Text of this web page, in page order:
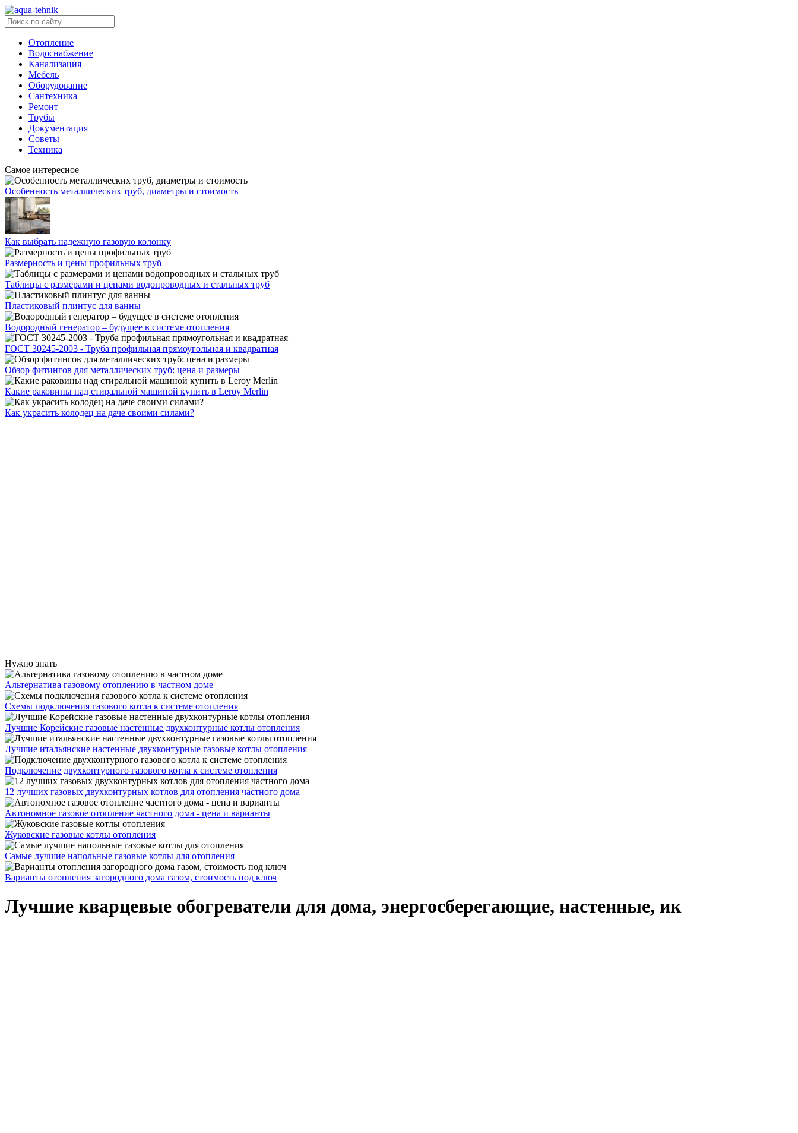
Отопление
Водоснабжение
Канализация
Мебель
Оборудование
Сантехника
Ремонт
Трубы
Документация
Советы
Техника
Самое интересное
Особенность металлических труб, диаметры и стоимость
Как выбрать надежную газовую колонку
Размерность и цены профильных труб
Таблицы с размерами и ценами водопроводных и стальных труб
Пластиковый плинтус для ванны
Водородный генератор – будущее в системе отопления
ГОСТ 30245-2003 - Труба профильная прямоугольная и квадратная
Обзор фитингов для металлических труб: цена и размеры
Какие раковины над стиральной машиной купить в Leroy Merlin
Как украсить колодец на даче своими силами?
Нужно знать
Альтернатива газовому отоплению в частном доме
Схемы подключения газового котла к системе отопления
Лучшие Корейские газовые настенные двухконтурные котлы отопления
Лучшие итальянские настенные двухконтурные газовые котлы отопления
Подключение двухконтурного газового котла к системе отопления
12 лучших газовых двухконтурных котлов для отопления частного дома
Автономное газовое отопление частного дома - цена и варианты
Жуковские газовые котлы отопления
Самые лучшие напольные газовые котлы для отопления
Варианты отопления загородного дома газом, стоимость под ключ
Лучшие кварцевые обогреватели для дома, энергосберегающие, настенные, ик